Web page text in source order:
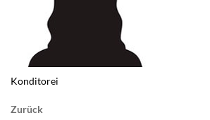
Konditorei
Zurück